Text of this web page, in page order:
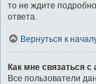
то не ждите
ответа.
Вернуться к
Как мне связаться
Все пользователи